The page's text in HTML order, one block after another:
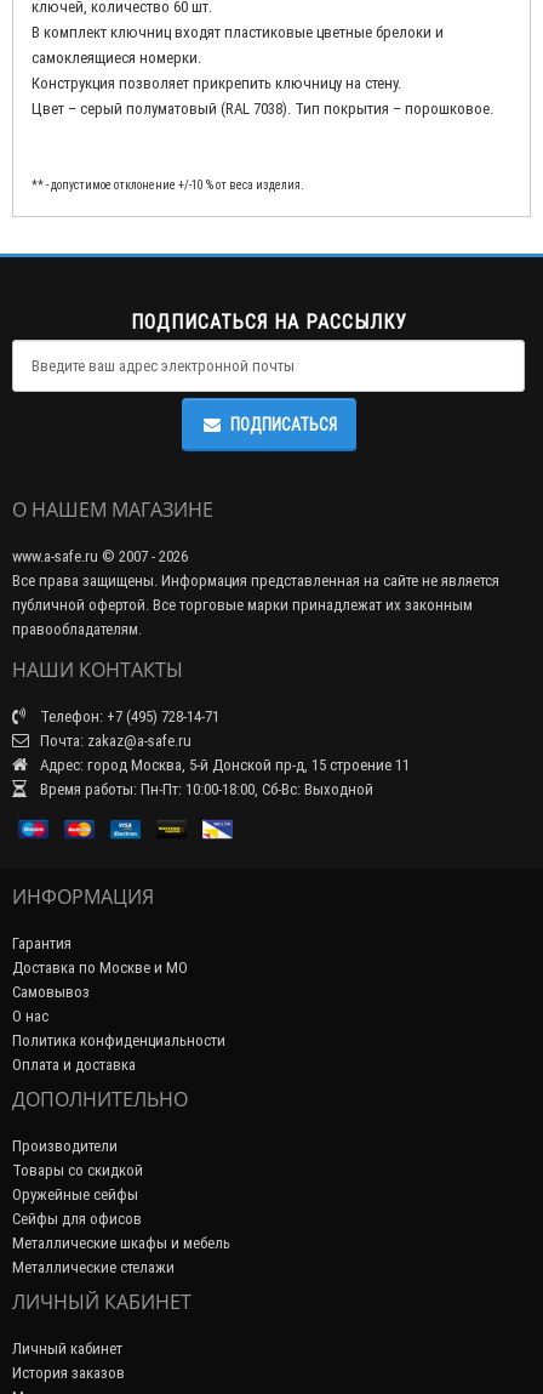
ключей, количество 60 шт.
В комплект ключниц входят пластиковые цветные брелоки и
самоклеящиеся номерки.
Конструкция позволяет прикрепить ключницу на стену.
Цвет – cерый полуматовый (RAL 7038). Тип покрытия – порошковое.
** - допустимое отклонение +/-10 % от веса изделия.
ПОДПИСАТЬСЯ НА РАССЫЛКУ
ПОДПИСАТЬСЯ
О НАШЕМ МАГАЗИНЕ
www.a-safe.ru © 2007 - 2026
Все права защищены. Информация представленная на сайте не является
публичной офертой. Все торговые марки принадлежат их законным
правообладателям.
НАШИ КОНТАКТЫ
Телефон: +7 (495) 728-14-71
Почта: zakaz@a-safe.ru
Адрес: город Москва, 5-й Донской пр-д, 15 строение 11
Время работы: Пн-Пт: 10:00-18:00, Сб-Вс: Выходной
ИНФОРМАЦИЯ
Гарантия
Доставка по Москве и МО
Самовывоз
О нас
Политика конфиденциальности
Оплата и доставка
ДОПОЛНИТЕЛЬНО
Производители
Товары со скидкой
Оружейные сейфы
Сейфы для офисов
Металлические шкафы и мебель
Металлические стелажи
ЛИЧНЫЙ КАБИНЕТ
Личный кабинет
История заказов